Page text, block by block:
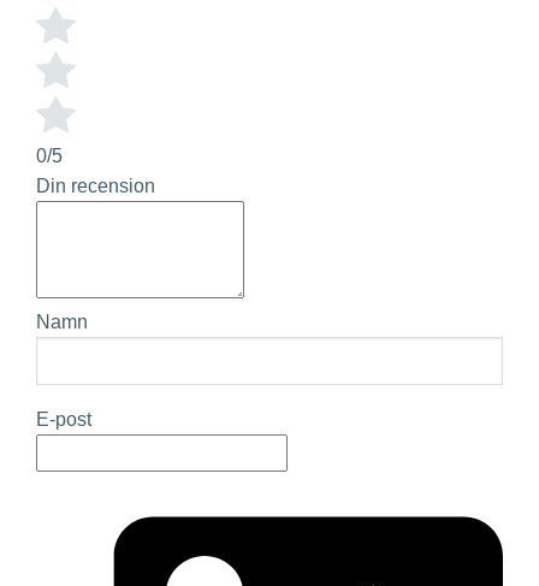
0/5
Din recension
Namn
E-post